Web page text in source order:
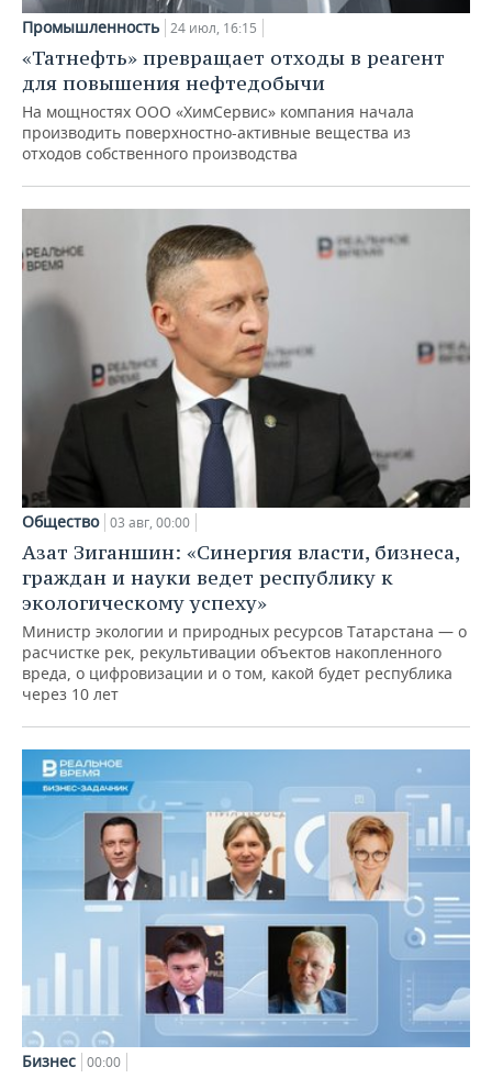
Промышленность 24 июл, 16:15
«Татнефть» превращает отходы в реагент
для повышения нефтедобычи
На мощностях ООО «ХимСервис» компания начала
производить поверхностно-активные вещества из
отходов собственного производства
Общество 03 авг, 00:00
Азат Зиганшин: «Синергия власти, бизнеса,
граждан и науки ведет республику к
экологическому успеху»
Министр экологии и природных ресурсов Татарстана — о
расчистке рек, рекультивации объектов накопленного
вреда, о цифровизации и о том, какой будет республика
через 10 лет
Бизнес 00:00